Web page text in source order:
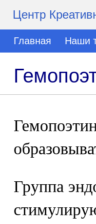
Центр
Главная Наши
Группа